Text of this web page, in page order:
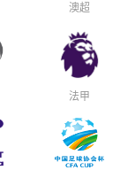
澳超
法甲